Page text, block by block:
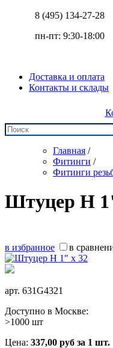
8 (495) 134-27-28
пн-пт: 9:30-18:00
Доставка и оплата
Контакты и склады
Главная /
Фитинги /
Фитинги
Штуцер Н
в избранное в
арт. 631G4321
Доступно в Москве:
>1000 шт
Цена: 337,00 руб за 1 шт.